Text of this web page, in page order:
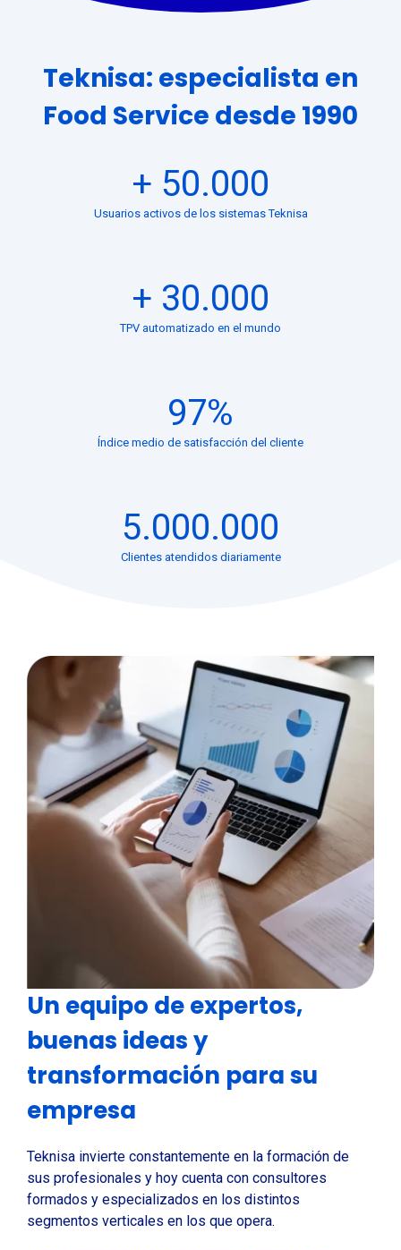
Teknisa: especialista en
Food Service desde 1990
+ 50.000
Usuarios activos de los sistemas Teknisa
+ 30.000
TPV automatizado en el mundo
97%
Índice medio de satisfacción del cliente
5.000.000
Clientes atendidos diariamente
Un equipo de expertos,
buenas ideas y
transformación para su
empresa
Teknisa invierte constantemente en la formación de
sus profesionales y hoy cuenta con consultores
formados y especializados en los distintos
segmentos verticales en los que opera.